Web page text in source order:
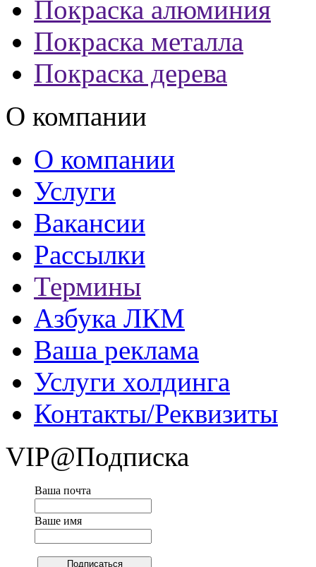
Покраска алюминия
Покраска металла
Покраска дерева
О компании
О компании
Услуги
Вакансии
Рассылки
Термины
Азбука ЛКМ
Ваша реклама
Услуги холдинга
Контакты/Реквизиты
VIP@Подписка
Ваша почта
Ваше имя